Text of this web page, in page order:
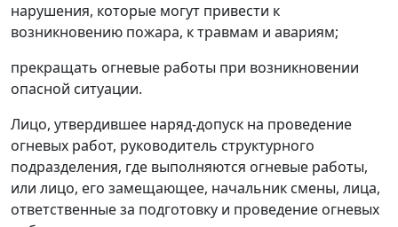
нарушения, которые могут привести к
возникновению пожара, к травмам и авариям;
прекращать огневые работы при возникновении
опасной ситуации.
Лицо, утвердившее наряд-допуск на проведение
огневых работ, руководитель структурного
подразделения, где выполняются огневые работы,
или лицо, его замещающее, начальник смены, лица,
ответственные за подготовку и проведение огневых